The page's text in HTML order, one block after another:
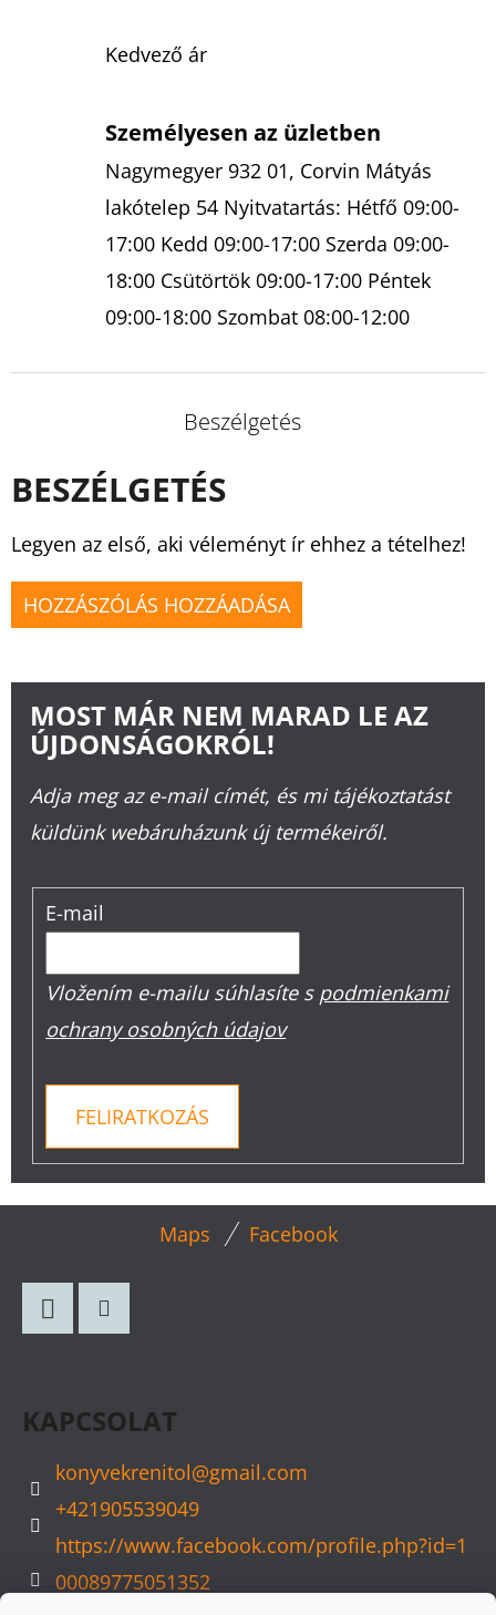
Kedvező ár
Személyesen az üzletben
Nagymegyer 932 01, Corvin Mátyás
lakótelep 54 Nyitvatartás: Hétfő 09:00-
17:00 Kedd 09:00-17:00 Szerda 09:00-
18:00 Csütörtök 09:00-17:00 Péntek
09:00-18:00 Szombat 08:00-12:00
Beszélgetés
BESZÉLGETÉS
Legyen az első, aki véleményt ír ehhez a tételhez!
HOZZÁSZÓLÁS HOZZÁADÁSA
MOST MÁR NEM MARAD LE AZ
ÚJDONSÁGOKRÓL!
Adja meg az e-mail címét, és mi tájékoztatást
küldünk webáruházunk új termékeiről.
E-mail
Vložením e-mailu súhlasíte s podmienkami
ochrany osobných údajov
FELIRATKOZÁS
Maps Facebook
KAPCSOLAT
konyvekrenitol@gmail.com
+421905539049
https://www.facebook.com/profile.php?id=1
00089775051352